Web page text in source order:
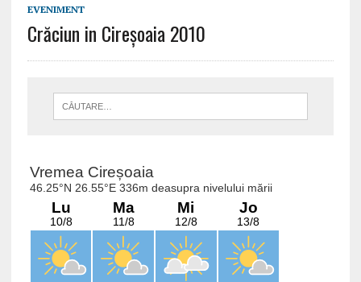
EVENIMENT
Crăciun in Cireșoaia 2010